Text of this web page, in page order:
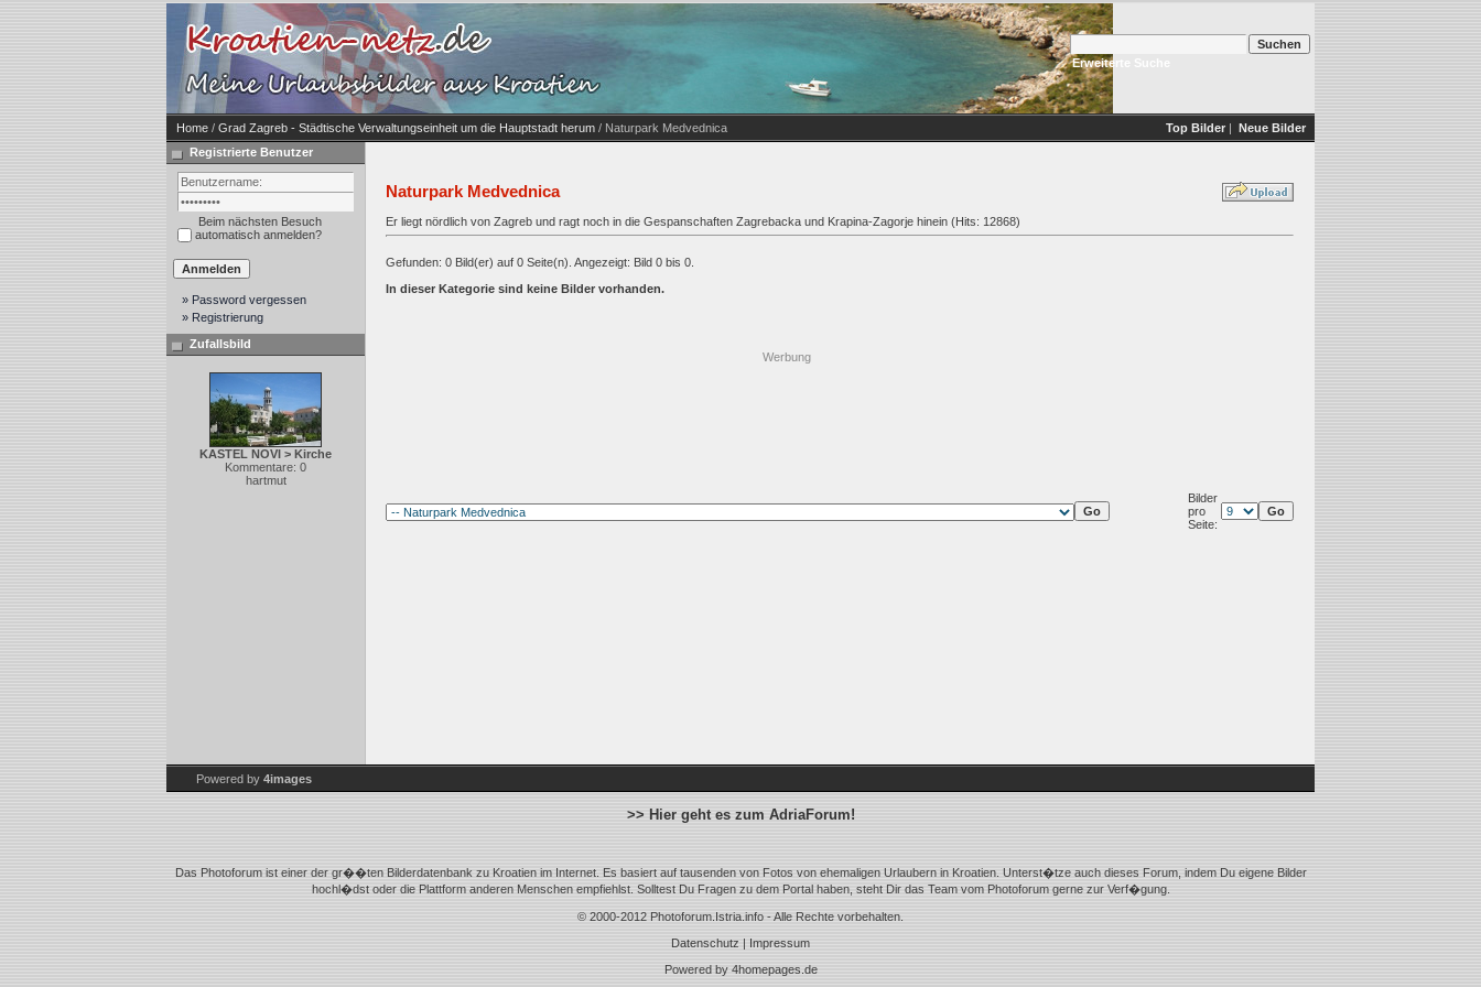
Erweiterte Suche
Home / Grad Zagreb - Städtische Verwaltungseinheit um die Hauptstadt herum / Naturpark Medvednica Top Bilder | Neue Bilder
Registrierte Benutzer
Beim nächsten Besuch
automatisch anmelden?
» Password vergessen
» Registrierung
Zufallsbild
KASTEL NOVI > Kirche
Kommentare: 0
hartmut
Naturpark Medvednica
Er liegt nördlich von Zagreb und ragt noch in die Gespanschaften Zagrebacka und Krapina-Zagorje hinein (Hits: 12868)
Gefunden: 0 Bild(er) auf 0 Seite(n). Angezeigt: Bild 0 bis 0.
In dieser Kategorie sind keine Bilder vorhanden.
Werbung
Bilder
pro
Seite:
Powered by 4images
>> Hier geht es zum AdriaForum!
Das Photoforum ist einer der gr��ten Bilderdatenbank zu Kroatien im Internet. Es basiert auf tausenden von Fotos von ehemaligen Urlaubern in Kroatien. Unterst�tze auch dieses Forum, indem Du eigene Bilder
hochl�dst oder die Plattform anderen Menschen empfiehlst. Solltest Du Fragen zu dem Portal haben, steht Dir das Team vom Photoforum gerne zur Verf�gung.
© 2000-2012 Photoforum.Istria.info - Alle Rechte vorbehalten.
Datenschutz | Impressum
Powered by 4homepages.de